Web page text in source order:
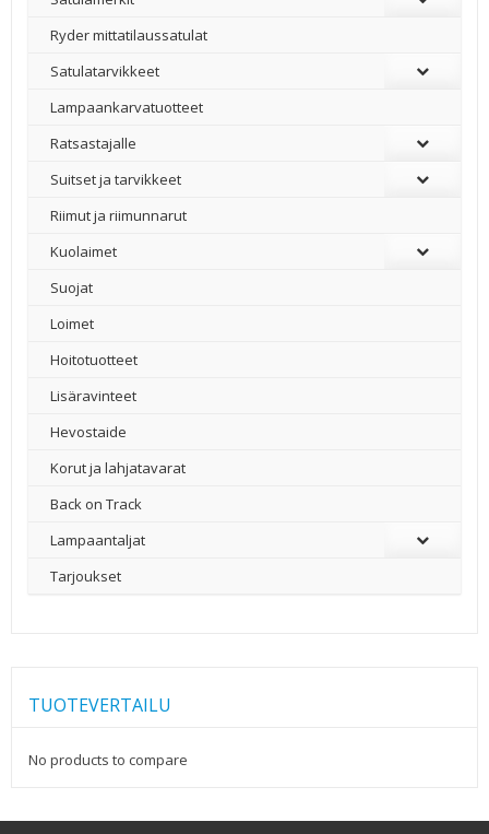
Ryder mittatilaussatulat
Satulatarvikkeet
–
Lampaankarvatuotteet
Ratsastajalle
Suitset ja tarvikkeet
Riimut ja riimunnarut
Kuolaimet
Suojat
Loimet
Hoitotuotteet
Lisäravinteet
Hevostaide
Korut ja lahjatavarat
Back on Track
Lampaantaljat
Tarjoukset
TUOTEVERTAILU
No products to compare